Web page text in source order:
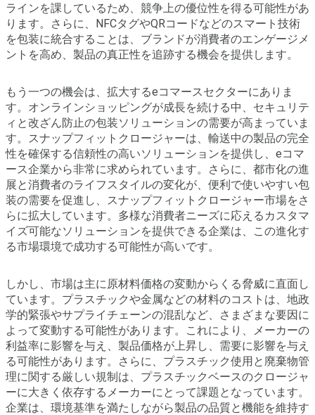
ラインを課しているため、競争上の優位性を得る可能性があ
ります。さらに、NFCタグやQRコードなどのスマート技術
を包装に統合することは、ブランドが消費者のエンゲージメ
ントを高め、製品の真正性を追跡する機会を提供します。
もう一つの機会は、拡大するeコマースセクターにありま
す。オンラインショッピングが成長を続ける中、セキュリテ
ィと改ざん防止の包装ソリューションの需要が高まっていま
す。スナップフィットクロージャーは、輸送中の製品の完全
性を確保する信頼性の高いソリューションを提供し、eコマ
ース企業から非常に求められています。さらに、都市化の進
展と消費者のライフスタイルの変化が、便利で使いやすい包
装の需要を促進し、スナップフィットクロージャー市場をさ
らに拡大しています。多様な消費者ニーズに応えるカスタマ
イズ可能なソリューションを提供できる企業は、この進化す
る市場環境で成功する可能性が高いです。
しかし、市場は主に原材料価格の変動からくる脅威に直面し
ています。プラスチックや金属などの材料のコストは、地政
学的緊張やサプライチェーンの混乱など、さまざまな要因に
よって変動する可能性があります。これにより、メーカーの
利益率に影響を与え、製品価格が上昇し、需要に影響を与え
る可能性があります。さらに、プラスチック使用と廃棄物管
理に関する厳しい規制は、プラスチックベースのクロージャ
ーに大きく依存するメーカーにとって課題となっています。
企業は、環境基準を満たしながら製品の品質と機能を維持す